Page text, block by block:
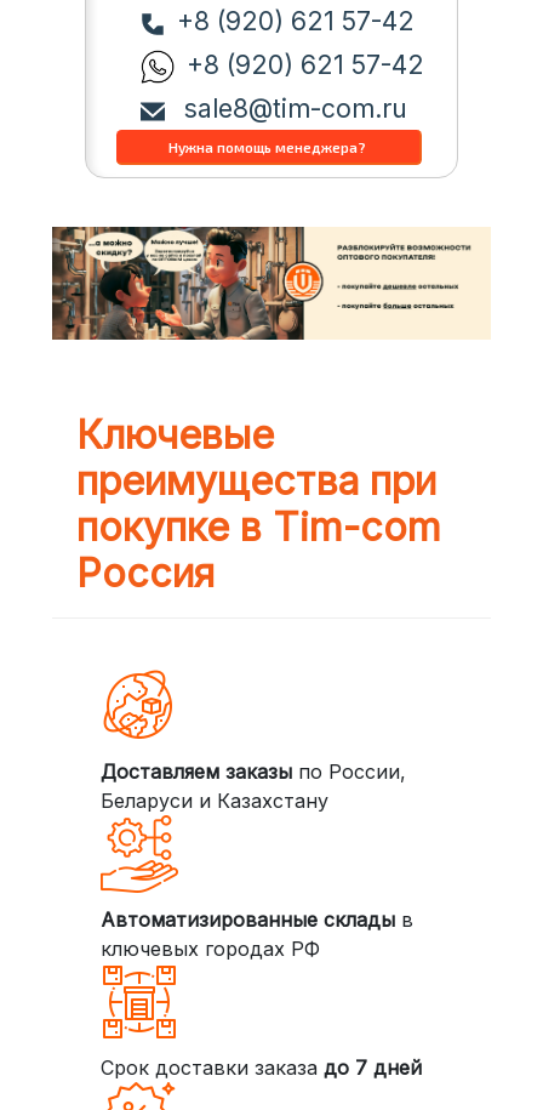
+8 (920) 621 57-42
+8 (920) 621 57-42
sale8@tim-com.ru
Ключевые
преимущества при
покупке в Tim-com
Россия
Доставляем заказыпо России,
Беларуси и Казахстану
Автоматизированные складыв
ключевых городах РФ
Срок доставки заказа до 7 дней